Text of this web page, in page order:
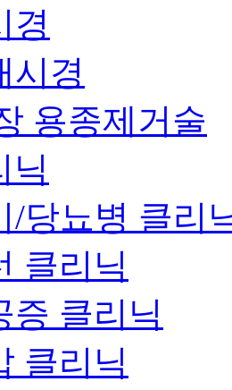
경
시경
용종제거술
닉
/당뇨병 클리
클리닉
증 클리닉
클리닉